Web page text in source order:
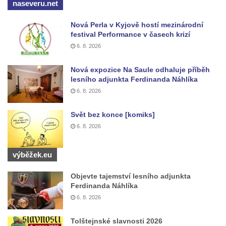
Wäberův kříž v zahradě domu čp. 184 v
Mikulášovicích
Kříž na louce v horních Mikulášovicích
Posteltův kříž naproti domu ev.č. 29 v
Mikulášovicích
Kříž Neubaukreuz u domu čp. 698 v
Mikulášovicích
Kříž manželů Endlerových u továrního
objektu v Mikulášovicích
Kříž u silnice východně od Mikulášovic
Meyerův kříž východně od Mikulášovic
Horním Podluží
Kříž u domu čp. 1016 v Mikulášovicích
naseveru.net
Nová Perla v Kyjově hostí mezinárodní
festival Performance v časech krizí
6. 8. 2026
Nová expozice Na Saule odhaluje příběh
lesního adjunkta Ferdinanda Náhlíka
6. 8. 2026
Svět bez konce [komiks]
6. 8. 2026
výběžek.eu
Objevte tajemství lesního adjunkta
Ferdinanda Náhlíka
6. 8. 2026
Tolštejnské slavnosti 2026